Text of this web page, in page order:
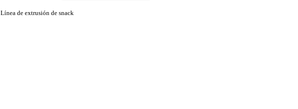
Línea de extrusión de snack